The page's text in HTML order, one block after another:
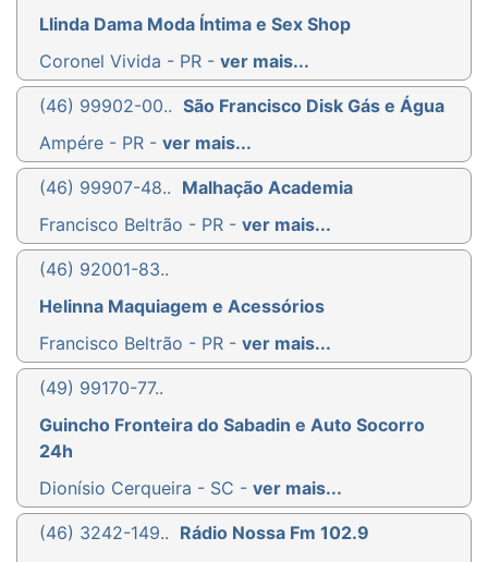
Llinda Dama Moda Íntima e Sex Shop
Coronel Vivida - PR - ver mais...
(46) 99902-00.. São Francisco Disk Gás e Água
Ampére - PR - ver mais...
(46) 99907-48.. Malhação Academia
Francisco Beltrão - PR - ver mais...
(46) 92001-83..
Helinna Maquiagem e Acessórios
Francisco Beltrão - PR - ver mais...
(49) 99170-77..
Guincho Fronteira do Sabadin e Auto Socorro
24h
Dionísio Cerqueira - SC - ver mais...
(46) 3242-149.. Rádio Nossa Fm 102.9